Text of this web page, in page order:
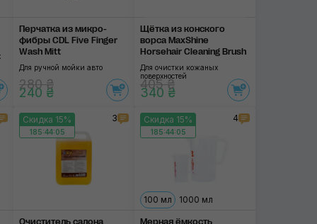
Перчатка из микро­
фибры CDL Five Finger
Wash Mitt
Для ручной мойки авто
280 ₴
240 ₴
Щётка из конского
ворса MaxShine
Horsehair Cleaning Brush
Для очистки кожаных
поверхностей
405 ₴
340 ₴
Скидка 15%
185:44:04
3 Скидка 15%
185:44:04
4
100 мл 1000 мл